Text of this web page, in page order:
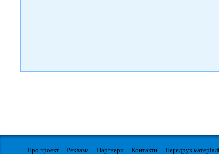
Про проект Реклама Партнери Контакти
Передрук